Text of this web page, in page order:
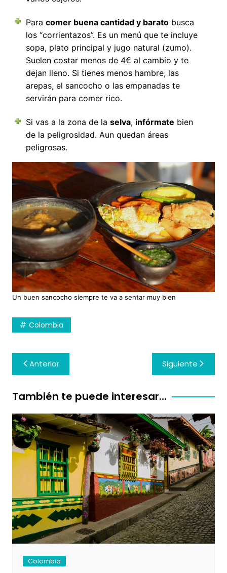
Para comer buena cantidad y baratobusca
los “corrientazos”. Es un menú que te incluye
sopa, plato principal y jugo natural (zumo).
Suelen costar menos de 4€ al cambio y te
dejan lleno. Si tienes menos hambre, las
arepas, el sancocho o las empanadas te
servirán para comer rico.
Si vas a la zona de la selva, infórmate bien
de la peligrosidad. Aun quedan áreas
peligrosas.
Un buen sancocho siempre te va a sentar muy bien
Colombia
Navegación
de
entradas
Anterior Siguiente
También te puede interesar...
Colombia